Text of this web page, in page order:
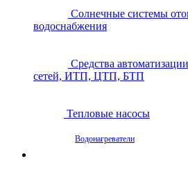
Солнечные системы
водоснабжения
Средства
сетей, ИТП, ЦТП, БТП
Тепловые насосы
Водонагреватели